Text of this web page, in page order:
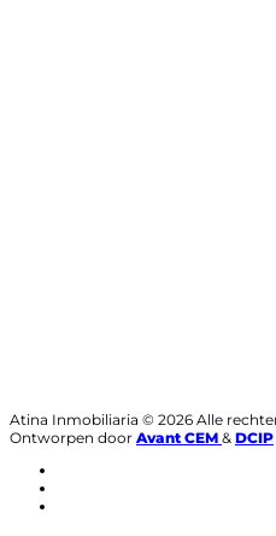
Atina Inmobiliaria © 2026 Alle
Ontworpen door Avant CEM & DCIP